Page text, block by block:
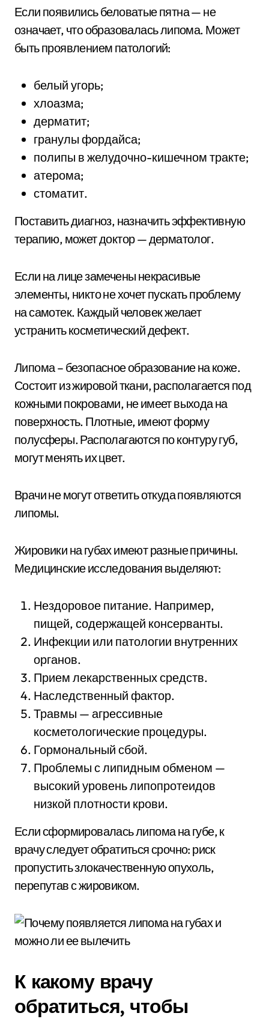
Если появились беловатые пятна — не
означает, что образовалась липома. Может
быть проявлением патологий:
белый угорь;
хлоазма;
дерматит;
гранулы фордайса;
полипы в желудочно-кишечном тракте;
атерома;
стоматит.
Поставить диагноз, назначить эффективную
терапию, может доктор — дерматолог.
Если на лице замечены некрасивые
элементы, никто не хочет пускать проблему
на самотек. Каждый человек желает
устранить косметический дефект.
Липома – безопасное образование на коже.
Состоит из жировой ткани, располагается под
кожными покровами, не имеет выхода на
поверхность. Плотные, имеют форму
полусферы. Располагаются по контуру губ,
могут менять их цвет.
Врачи не могут ответить откуда появляются
липомы.
Жировики на губах имеют разные причины.
Медицинские исследования выделяют:
Нездоровое питание. Например,
пищей, содержащей консерванты.
Инфекции или патологии внутренних
органов.
Прием лекарственных средств.
Наследственный фактор.
Травмы — агрессивные
косметологические процедуры.
Гормональный сбой.
Проблемы с липидным обменом —
высокий уровень липопротеидов
низкой плотности крови.
Если сформировалась липома на губе, к
врачу следует обратиться срочно: риск
пропустить злокачественную опухоль,
перепутав с жировиком.
К какому врачу
обратиться, чтобы